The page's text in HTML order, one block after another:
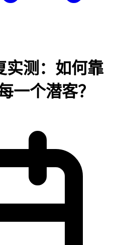
实测：如何靠
一个潜客？